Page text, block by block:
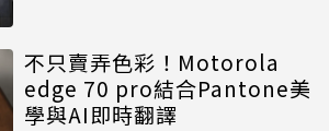
不只賣弄色彩！Motorola
edge 70 pro結合Pantone美
學與AI即時翻譯